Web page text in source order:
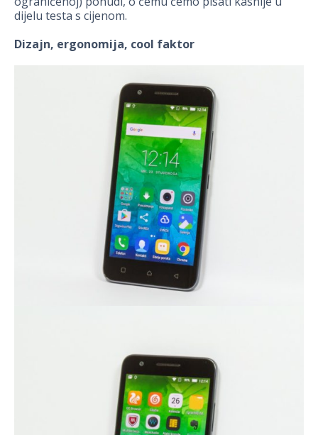
dijelu testa s cijenom.
Dizajn, ergonomija, cool faktor